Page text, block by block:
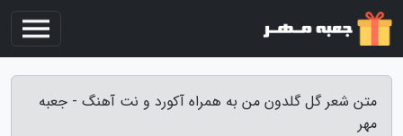
متن شعر گل گلدون من به همراه آکورد و نت آهنگ - جعبه
مهر